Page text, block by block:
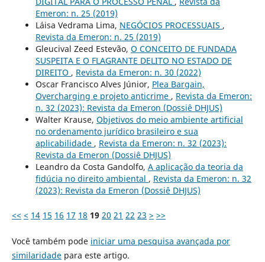
Emeron: n. 25 (2019)
Láisa Vedrama Lima, NEGÓCIOS PROCESSUAIS ,
Revista da Emeron: n. 25 (2019)
Gleucival Zeed Estevão, O CONCEITO DE FUNDADA
SUSPEITA E O FLAGRANTE DELITO NO ESTADO DE
DIREITO , Revista da Emeron: n. 30 (2022)
Oscar Francisco Alves Júnior, Plea Bargain,
Overcharging e projeto anticrime , Revista da Emeron:
n. 32 (2023): Revista da Emeron (Dossiê DHJUS)
Walter Krause, Objetivos do meio ambiente artificial
no ordenamento jurídico brasileiro e sua
aplicabilidade , Revista da Emeron: n. 32 (2023):
Revista da Emeron (Dossiê DHJUS)
Leandro da Costa Gandolfo, A aplicação da teoria da
fidúcia no direito ambiental , Revista da Emeron: n. 32
(2023): Revista da Emeron (Dossiê DHJUS)
<< < 14 15 16 17 18 19 20 21 22 23 > >>
Você também pode iniciar uma pesquisa avançada por
similaridadepara este artigo.